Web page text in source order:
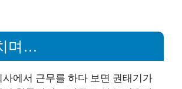
며…
사에서 근무를 하다 보면 권태기가